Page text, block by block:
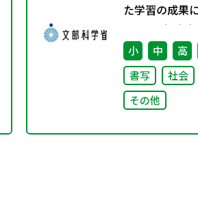
た学習の成果
ついて（通知）
小 中 高
書写
社会
その他